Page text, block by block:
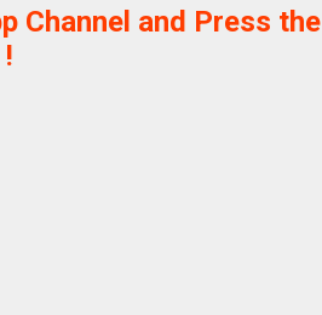
Channel and Press the